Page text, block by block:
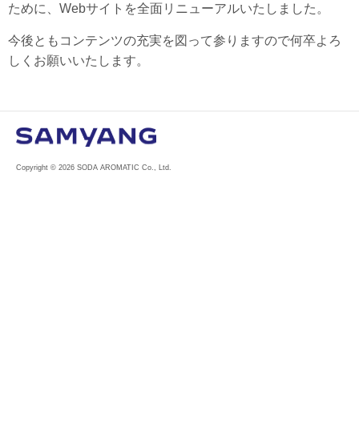
ために、Webサイトを全面リニューアルいたしました。
今後ともコンテンツの充実を図って参りますので何卒よろ
しくお願いいたします。
Copyright © 2026 SODA AROMATIC Co., Ltd.